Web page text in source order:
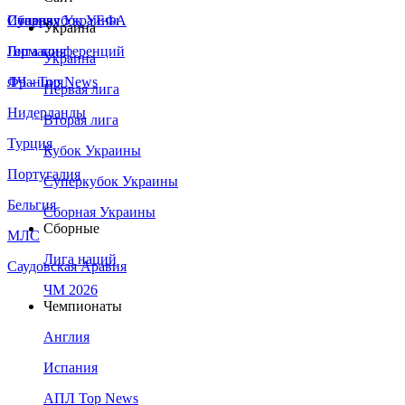
Сборная Украины
Италия
Германия
Франция
Нидерланды
Турция
Португалия
Бельгия
МЛС
Саудовская Аравия
Суперкубок УЕФА
Лига конференций
ЛЧ - Top News
Украина
Украина
Первая лига
Вторая лига
Кубок Украины
Суперкубок Украины
Сборная Украины
Сборные
Лига наций
ЧМ 2026
Чемпионаты
Англия
Испания
АПЛ Top News